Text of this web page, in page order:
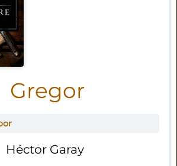
Gregor
Héctor Garay